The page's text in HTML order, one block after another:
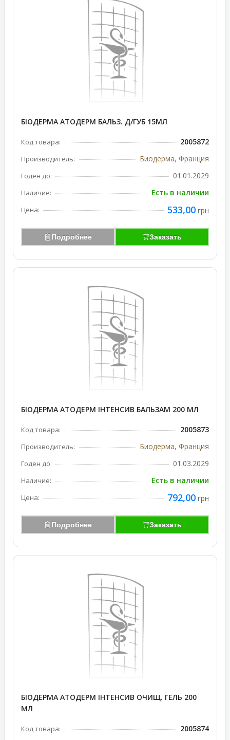
БІОДЕРМА АТОДЕРМ БАЛЬЗ. Д/ГУБ 15МЛ
Код товара: 2005872
Производитель: Биодерма, Франция
Годен до: 01.01.2029
Наличие: Есть в наличии
Цена: 533,00 грн
Подробнее Заказать
БІОДЕРМА АТОДЕРМ ІНТЕНСИВ БАЛЬЗАМ 200 МЛ
Код товара: 2005873
Производитель: Биодерма, Франция
Годен до: 01.03.2029
Наличие: Есть в наличии
Цена: 792,00 грн
Подробнее Заказать
БІОДЕРМА АТОДЕРМ ІНТЕНСИВ ОЧИЩ. ГЕЛЬ 200
МЛ
Код товара: 2005874